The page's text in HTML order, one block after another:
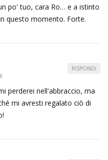
po' tuo, cara Ro… e a istinto
questo momento. Forte.
perderei nell'abbraccio, ma
mi avresti regalato ciò di
RISPONDI